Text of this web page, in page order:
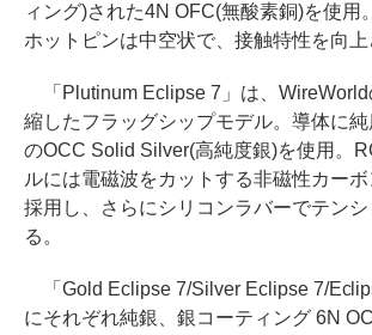
ィング)された4N OFC(無酸素銅)を使用
ホットピンは中空状で、接触特性を向上
「Plutinum Eclipse 7」は、WireWorld
縮したフラッグシップモデル。導体に
のOCC Solid Silver(高純度銀)を使用。
ルには電磁波をカットする非磁性カー
採用し、さらにシリコンラバーでテン
る。
「Gold Eclipse 7/Silver Eclipse 7/
にそれぞれ純銀、銀コーティング 6N